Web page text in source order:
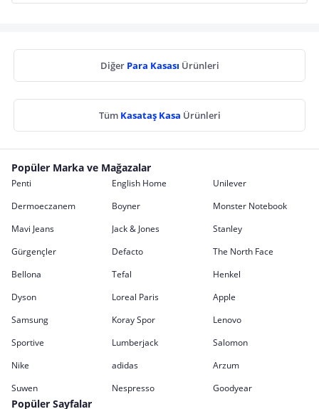
Diğer Para Kasası Ürünleri
Tüm Kasataş Kasa Ürünleri
Popüler Marka ve Mağazalar
Penti English Home
Unilever
Dermoeczanem
Boyner
Monster Notebook
Mavi Jeans
Jack & Jones
Stanley
Gürgençler
Defacto
The North Face
Bellona
Tefal
Henkel
Dyson
Loreal Paris
Apple
Samsung
Koray Spor
Lenovo
Sportive
Lumberjack
Salomon
Nike
adidas
Arzum
Suwen
Nespresso Goodyear
Popüler Sayfalar